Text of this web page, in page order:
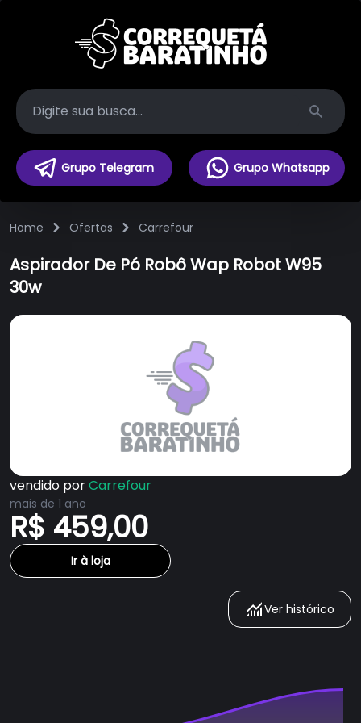
Search
Grupo Telegram Grupo Whatsapp
Home Ofertas Carrefour
Aspirador De Pó Robô Wap Robot W95
30w
vendido porCarrefour
mais de 1 ano
R$ 459,00
Ir à loja
Ver histórico